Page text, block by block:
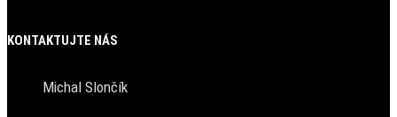
KONTAKTUJTE NÁS
Michal Slončík